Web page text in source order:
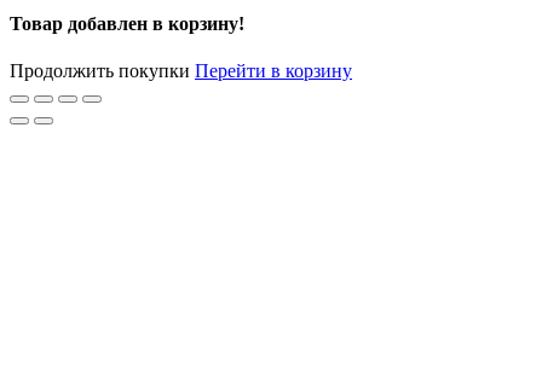
Товар добавлен в корзину!
Продолжить покупки Перейти в корзину